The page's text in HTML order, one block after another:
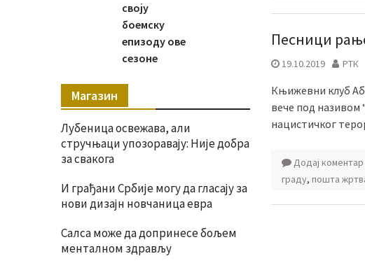
Песници
19.10.2019 РТК
Књижевни клуб
вече под називом
нацистичког
Додај коментар
граду, пошта
своју
боемску
епизоду ове
сезоне
Магазин
Лубеница освежава, али
стручњаци упозоравају: Није добра
за свакога
И грађани Србије могу да гласају за
нови дизајн новчаница евра
Салса може да допринесе бољем
менталном здрављу